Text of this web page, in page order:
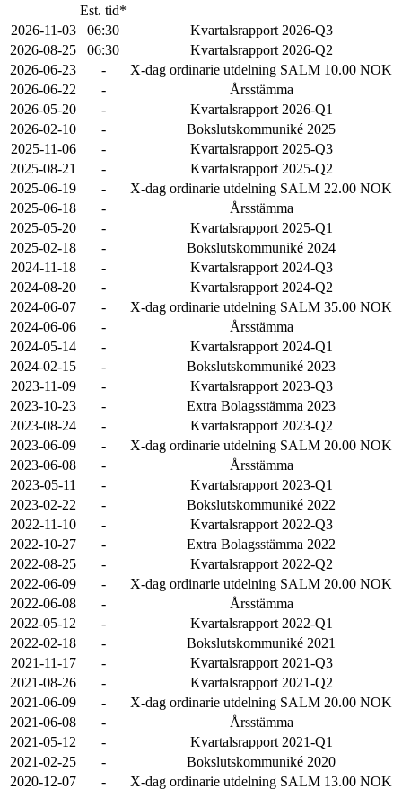
Est. tid*
2026-11-03
06:30
Kvartalsrapport 2026-Q3
2026-08-25
06:30
Kvartalsrapport 2026-Q2
2026-06-23
-
X-dag ordinarie utdelning SALM 10.00 NOK
2026-06-22
-
Årsstämma
2026-05-20
-
Kvartalsrapport 2026-Q1
2026-02-10
-
Bokslutskommuniké 2025
2025-11-06
-
Kvartalsrapport 2025-Q3
2025-08-21
-
Kvartalsrapport 2025-Q2
2025-06-19
-
X-dag ordinarie utdelning SALM 22.00 NOK
2025-06-18
-
Årsstämma
2025-05-20
-
Kvartalsrapport 2025-Q1
2025-02-18
-
Bokslutskommuniké 2024
2024-11-18
-
Kvartalsrapport 2024-Q3
2024-08-20
-
Kvartalsrapport 2024-Q2
2024-06-07
-
X-dag ordinarie utdelning SALM 35.00 NOK
2024-06-06
-
Årsstämma
2024-05-14
-
Kvartalsrapport 2024-Q1
2024-02-15
-
Bokslutskommuniké 2023
2023-11-09
-
Kvartalsrapport 2023-Q3
2023-10-23
-
Extra Bolagsstämma 2023
2023-08-24
-
Kvartalsrapport 2023-Q2
2023-06-09
-
X-dag ordinarie utdelning SALM 20.00 NOK
2023-06-08
-
Årsstämma
2023-05-11
-
Kvartalsrapport 2023-Q1
2023-02-22
-
Bokslutskommuniké 2022
2022-11-10
-
Kvartalsrapport 2022-Q3
2022-10-27
-
Extra Bolagsstämma 2022
2022-08-25
-
Kvartalsrapport 2022-Q2
2022-06-09
-
X-dag ordinarie utdelning SALM 20.00 NOK
2022-06-08
-
Årsstämma
2022-05-12
-
Kvartalsrapport 2022-Q1
2022-02-18
-
Bokslutskommuniké 2021
2021-11-17
-
Kvartalsrapport 2021-Q3
2021-08-26
-
Kvartalsrapport 2021-Q2
2021-06-09
-
X-dag ordinarie utdelning SALM 20.00 NOK
2021-06-08
-
Årsstämma
2021-05-12
-
Kvartalsrapport 2021-Q1
2021-02-25
-
Bokslutskommuniké 2020
2020-12-07
- X-dag ordinarie utdelning SALM 13.00 NOK